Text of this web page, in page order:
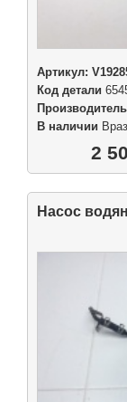
Артикул:
Код детали
Производитель
В наличии
2
Насос